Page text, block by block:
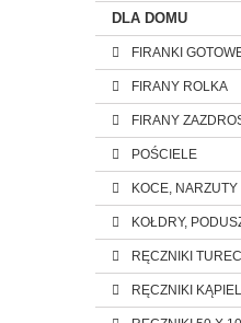
DLA DOMU
FIRANKI
FIRANY ROLKA
FIRANY
POŚCIELE
KOCE, NARZUTY
KOŁDRY,
RĘCZNIKI
RĘCZNIKI